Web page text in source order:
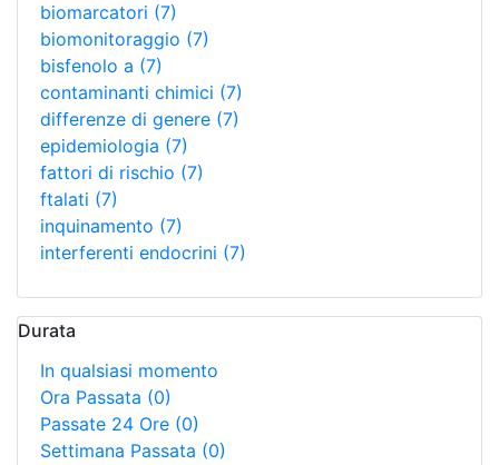
biomarcatori (7)
biomonitoraggio (7)
bisfenolo a (7)
contaminanti chimici (7)
differenze di genere (7)
epidemiologia (7)
fattori di rischio (7)
ftalati (7)
inquinamento (7)
interferenti endocrini (7)
Durata
In qualsiasi momento
Ora Passata (0)
Passate 24 Ore (0)
Settimana Passata (0)